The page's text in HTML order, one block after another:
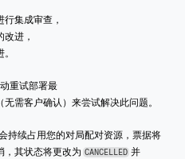
集成审查，
进，
重试部署最
无需客户确认）来尝试解决此问题。
持续占用您的对局配对资源，票据将
，其状态将更改为 CANCELLED 并